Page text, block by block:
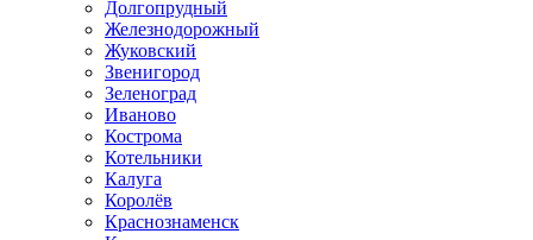
Долгопрудный
Железнодорожный
Жуковский
Звенигород
Зеленоград
Иваново
Кострома
Котельники
Калуга
Королёв
Краснознаменск